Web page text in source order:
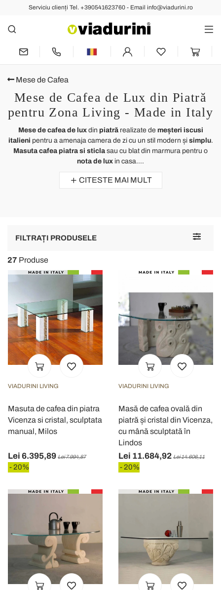
Serviciu clienți Tel. +390541623760 - Email info@viadurini.ro
Mese de Cafea
Mese de Cafea de Lux din Piatră
pentru Zona Living - Made in Italy
Mese de cafea de lux din piatrărealizate de meșteri iscusi
italieni pentru a amenaja camera de zi cu un stil modern și simplu.
Masuta cafea piatra si sticla sau cu blat din marmura pentru o
nota de lux in casa....
CITESTE MAI MULT
Toggle
FILTRAȚI PRODUSELE
27 Produse
VIADURINI LIVING
Masuta de cafea din piatra
Vicenza si cristal, sculptata
manual, Milos
Lei 6.395,89 Lei 7.994,87
- 20%
VIADURINI LIVING
Masă de cafea ovală din
piatră și cristal din Vicenza,
cu mână sculptată în
Lindos
Lei 11.684,92 Lei 14.606,11
- 20%